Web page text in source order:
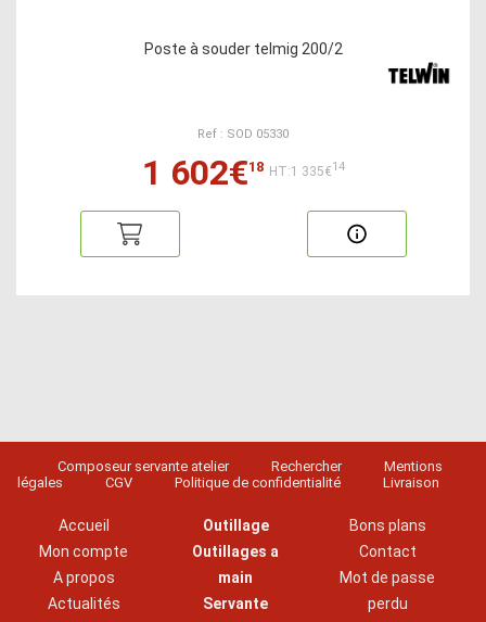
Poste à souder telmig 200/2
Ref : SOD 05330
1 602€18 HT:1 335€14
Composeur servante atelier Rechercher
Mentions
légales
CGV Politique de confidentialité Livraison
Accueil
Mon compte
A propos
Actualités
Outillage
Outillages a
main
Servante
Bons plans
Contact
Mot de passe
perdu